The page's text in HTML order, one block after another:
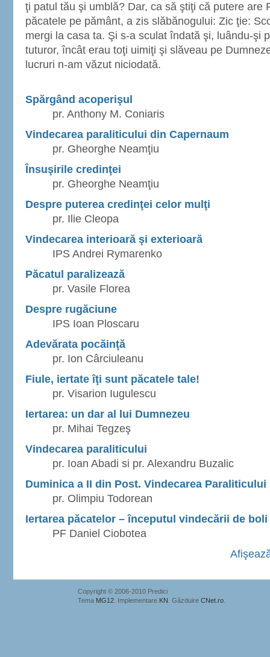
ţi patul tău şi umblă? Dar, ca să ştiţi că putere are
păcatele pe pământ, a zis slăbănogului: Zic ţie:
mergi la casa ta. Şi s-a sculat îndată şi, luându-şi
tuturor, încât erau toţi uimiţi şi slăveau pe
lucruri n-am văzut niciodată.
Spărgând acoperişul
pr. Anthony M. Coniaris
Vindecarea paraliticului din Capernaum
pr. Gheorghe Neamţiu
Însuşirile credinţei
pr. Gheorghe Neamţiu
Despre puterea credinţei celor mulţi
pr. Ilie Cleopa
Vindecarea interioară şi exterioară
IPS Andrei Rymarenko
Păcatul paralizează
pr. Vasile Florea
Despre rugăciune
IPS Ioan Ploscaru
Adevărata pocăinţă
pr. Ion Cârciuleanu
Fiule, iertate îţi sunt păcatele tale!
pr. Visarion Iugulescu
Iertarea: un dar al lui Dumnezeu
pr. Mihai Tegzeş
Vindecarea paraliticului
pr. Ioan Abadi si pr. Alexandru Buzalic
Duminica a II din Post. Vindecarea Paraliticului
pr. Olimpiu Todorean
Iertarea păcatelor – începutul vindecării de boli
PF Daniel Ciobotea
Copyright © 2006-2010 Predici
Tema MG12 . Implementare KN . Găzduire CNet.ro